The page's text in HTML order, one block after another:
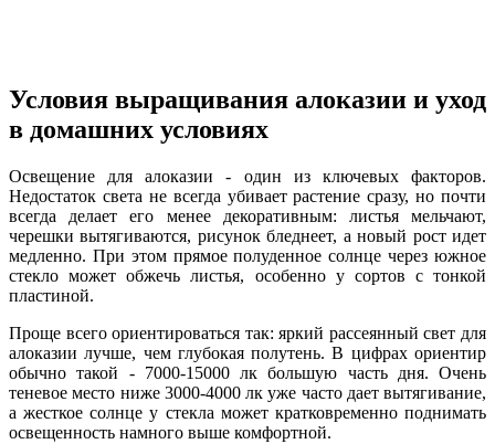
Условия выращивания алоказии и уход
в домашних условиях
Освещение для алоказии - один из ключевых факторов.
Недостаток света не всегда убивает растение сразу, но почти
всегда делает его менее декоративным: листья мельчают,
черешки вытягиваются, рисунок бледнеет, а новый рост идет
медленно. При этом прямое полуденное солнце через южное
стекло может обжечь листья, особенно у сортов с тонкой
пластиной.
Проще всего ориентироваться так: яркий рассеянный свет для
алоказии лучше, чем глубокая полутень. В цифрах ориентир
обычно такой - 7000-15000 лк большую часть дня. Очень
теневое место ниже 3000-4000 лк уже часто дает вытягивание,
а жесткое солнце у стекла может кратковременно поднимать
освещенность намного выше комфортной.